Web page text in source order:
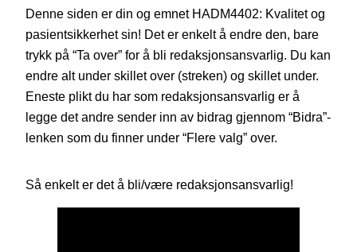
Denne siden er din og emnet HADM4402: Kvalitet og
pasientsikkerhet sin! Det er enkelt å endre den, bare
trykk på “Ta over” for å bli redaksjonsansvarlig. Du kan
endre alt under skillet over (streken) og skillet under.
Eneste plikt du har som redaksjonsansvarlig er å
legge det andre sender inn av bidrag gjennom “Bidra”-
lenken som du finner under “Flere valg” over.
Så enkelt er det å bli/være redaksjonsansvarlig!